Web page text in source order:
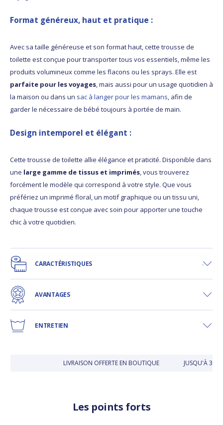
Format généreux, haut et pratique :
Avec sa taille généreuse et son format haut, cette trousse de
toilette est conçue pour transporter tous vos essentiels, même les
produits volumineux comme les flacons ou les sprays. Elle est
parfaite pour les voyages, mais aussi pour un usage quotidien à
la maison ou dans un sac à langer pour les mamans, afin de
garder le nécessaire de bébé toujours à portée de main.
Design intemporel et élégant :
Cette trousse de toilette allie élégance et praticité. Disponible dans
une large gamme de tissus et imprimés, vous trouverez
forcément le modèle qui correspond à votre style. Que vous
préfériez un imprimé floral, un motif graphique ou un tissu uni,
chaque trousse est conçue avec soin pour apporter une touche
chic à votre quotidien.
CARACTÉRISTIQUES
AVANTAGES
ENTRETIEN
LIVRAISON OFFERTE EN BOUTIQUE JUSQU'À 30
Les points forts